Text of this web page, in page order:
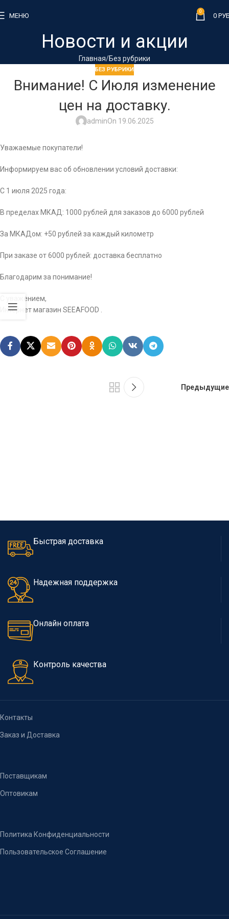
МЕНЮ
0
0
Новости и акции
Главная Без рубрики
БЕЗ РУБРИКИ
Внимание! С Июля изменение
цен на доставку.
adminOn 19.06.2025
Уважаемые покупатели!
Информируем вас об обновлении условий доставки:
С 1 июля 2025 года:
В пределах МКАД: 1000 рублей для заказов до 6000 рублей
За МКАДом: +50 рублей за каждый километр
При заказе от 6000 рублей: доставка бесплатно
Благодарим за понимание!
С уважением,
Интернет магазин SEEAFOOD .
Предыдущие
Быстрая доставка
Надежная поддержка
Онлайн оплата
Контроль качества
Контакты
Заказ и Доставка
Поставщикам
Оптовикам
Политика Конфиденциальности
Пользовательское Соглашение